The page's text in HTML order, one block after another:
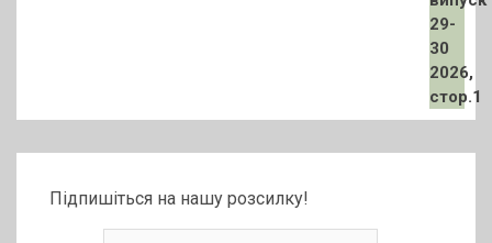
Підпишіться на нашу розсилку!